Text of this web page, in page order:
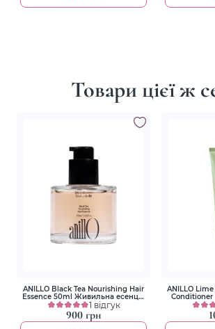
Товари цієї ж
ANILLO Black Tea Nourishing Hair
Essence 50ml Живильна есенція
для волосся1 відгук
900 грн
ANILLO